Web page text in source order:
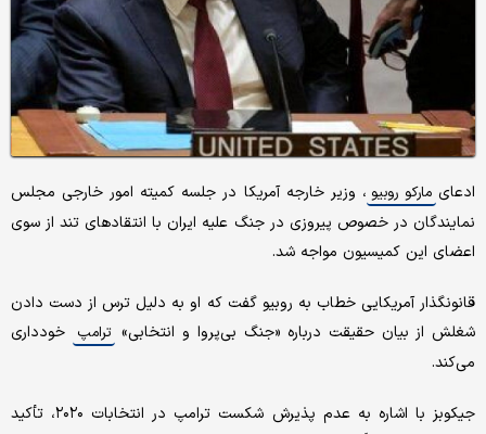
ادعای مارکو روبیو ، وزیر خارجه آمریکا در جلسه کمیته امور خارجی مجلس
نمایندگان در خصوص پیروزی در جنگ علیه ایران با انتقادهای تند از سوی
اعضای این کمیسیون مواجه شد.
قانونگذار آمریکایی خطاب به روبیو گفت که او به دلیل ترس از دست دادن
شغلش از بیان حقیقت درباره «جنگ بی‌پروا و انتخابی» ترامپ خودداری
می‌کند.
جیکوبز با اشاره به عدم پذیرش شکست ترامپ در انتخابات ۲۰۲۰، تأکید